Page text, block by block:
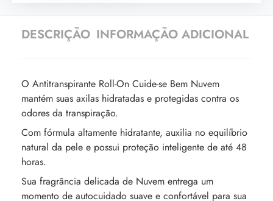
DESCRIÇÃO INFORMAÇÃO ADICIONAL
O Antitranspirante Roll-On Cuide-se Bem Nuvem
mantém suas axilas hidratadas e protegidas contra os
odores da transpiração.
Com fórmula altamente hidratante, auxilia no equilíbrio
natural da pele e possui proteção inteligente de até 48
horas.
Sua fragrância delicada de Nuvem entrega um
momento de autocuidado suave e confortável para sua